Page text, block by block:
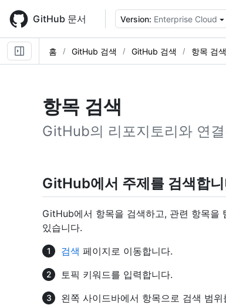
main
content
GitHub 문서 Version: Enterprise Cloud
홈 GitHub 검색 GitHub 검색 항목 검색
항목 검색
GitHub의 리포지토리와 연
GitHub에서 주제를 검색합
GitHub에서 항목을 검색하고, 관련 항목을
있습니다.
검색 페이지로 이동합니다.
토픽 키워드를 입력합니다.
왼쪽 사이드바에서 항목으로 검색 범위